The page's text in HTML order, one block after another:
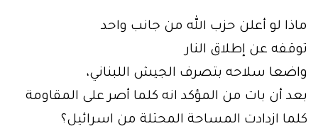
ماذا لو أعلن حزب الله من جانب واحد
توقفه عن إطلاق النار
واضعا سلاحه بتصرف الجيش اللبناني،
بعد أن بات من المؤكد انه كلما أصر على المقاومة
كلما ازدادت المساحة المحتلة من اسرائيل؟